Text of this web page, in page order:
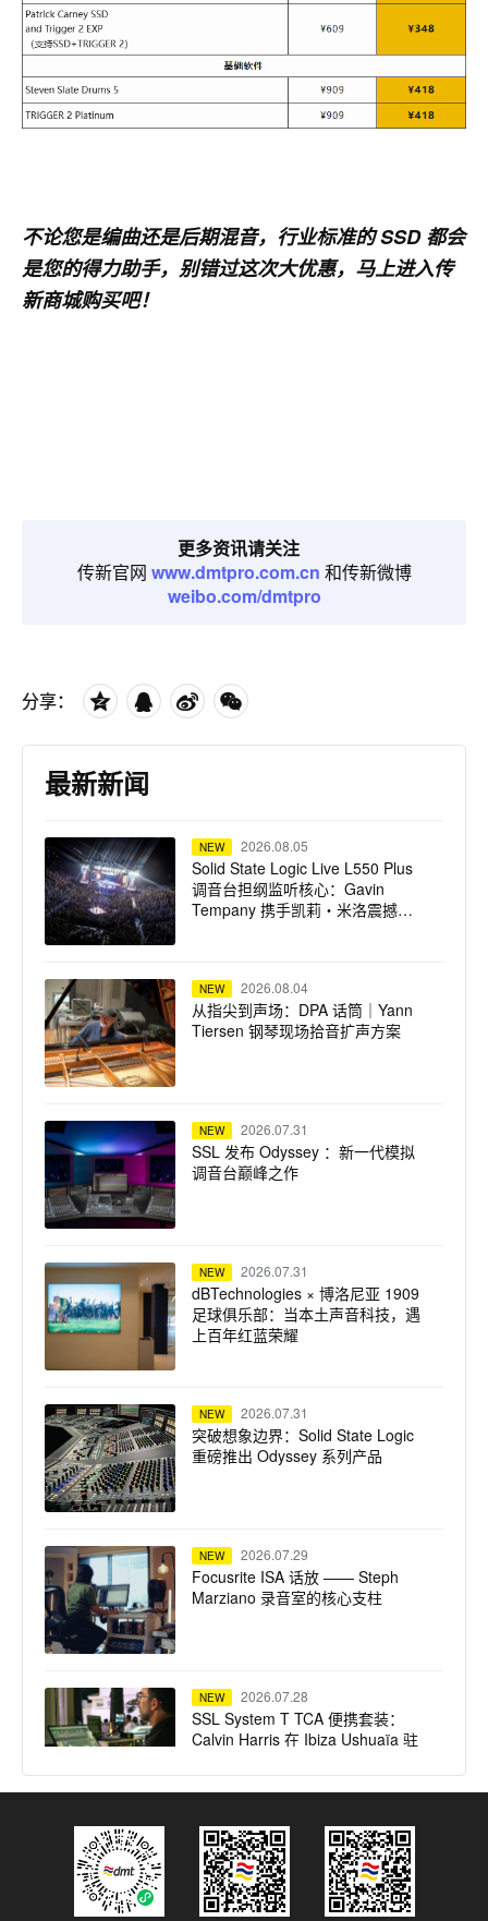
不论您是编曲还是后期混音，行业标准的 SSD 都会
是您的得力助手，别错过这次大优惠，马上进入传
新商城购买吧！
更多资讯请关注
传新官网 www.dmtpro.com.cn 和传新微博
weibo.com/dmtpro
分享：
最新新闻
NEW 2026.08.05
Solid State Logic Live L550 Plus
调音台担纲监听核心：Gavin
Tempany 携手凯莉・米洛震撼巡
NEW 2026.08.04
从指尖到声场：DPA 话筒｜Yann
Tiersen 钢琴现场拾音扩声方案
NEW 2026.07.31
SSL 发布 Odyssey ：新一代模拟
调音台巅峰之作
NEW 2026.07.31
dBTechnologies × 博洛尼亚 1909
足球俱乐部：当本土声音科技，遇
上百年红蓝荣耀
NEW 2026.07.31
突破想象边界：Solid State Logic
重磅推出 Odyssey 系列产品
NEW 2026.07.29
Focusrite ISA 话放 —— Steph
Marziano 录音室的核心支柱
NEW 2026.07.28
SSL System T TCA 便携套装：
Calvin Harris 在 Ibiza Ushuaïa 驻
NEW 2026.07.23
dBTechnologies 声震迈阿密：为
龙舌兰小镇注入拉丁不眠夜